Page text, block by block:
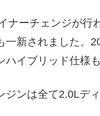
ナーチェンジが行
一新されました。
ハイブリッド仕様
ジンは全て2.0Lデ